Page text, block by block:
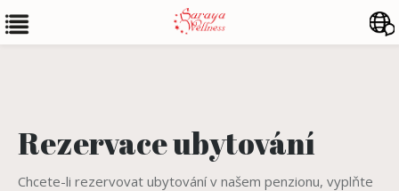
Rezervace ubytování
Chcete-li rezervovat ubytování v našem penzionu, vyplňte